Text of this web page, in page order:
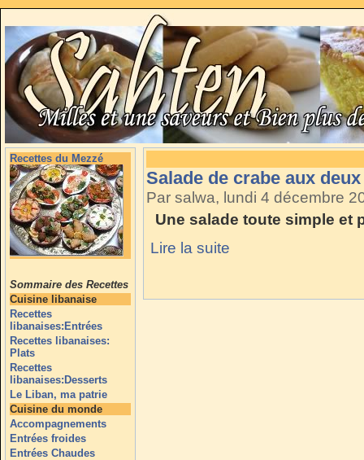
Recettes du Mezzé
Sommaire des Recettes
Cuisine libanaise
Recettes
libanaises:Entrées
Recettes libanaises:
Plats
Recettes
libanaises:Desserts
Le Liban, ma patrie
Cuisine du monde
Accompagnements
Entrées froides
Entrées Chaudes
Salade de crabe aux
Par salwa, lundi 4 décembre
Une salade toute simple et
Lire la suite